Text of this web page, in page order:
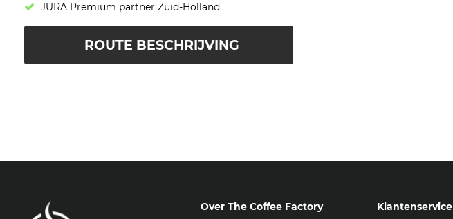
JURA Premium partner Zuid-Holland
ROUTE BESCHRIJVING
Over The Coffee Factory
Klantenservice